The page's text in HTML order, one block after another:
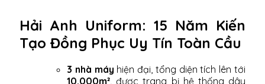
Hải Anh Uniform: 15 Năm Kiến
Tạo Đồng Phục Uy Tín Toàn Cầu
3 nhà máy hiện đại, tổng diện tích lên tới
10.000m² , được trang bị hệ thống dây